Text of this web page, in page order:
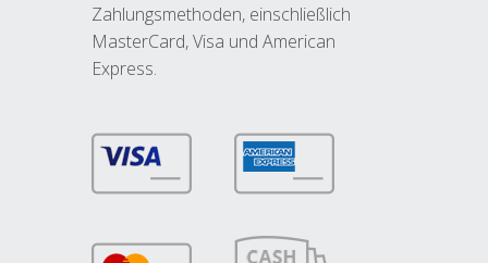
Zahlungsmethoden, einschließlich
MasterCard, Visa und American
Express.